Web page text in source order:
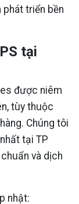
phát triển bền
tại
được niêm
tùy thuộc
Chúng tôi
tại TP
và dịch
nhật: